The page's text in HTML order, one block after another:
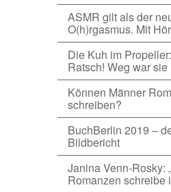
ASMR gilt als der
O(h)rgasmus. Mit
Die Kuh im
Ratsch! Weg war sie
Können Männer
schreiben?
BuchBerlin 2019 –
Bildbericht
Janina Venn-Rosky:
Romanzen schreibe